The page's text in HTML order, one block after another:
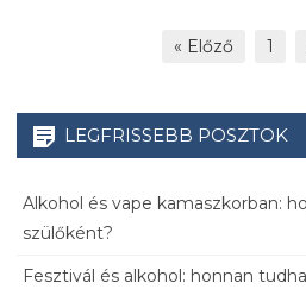
« Előző 1
LEGFRISSEBB POSZTOK
Alkohol és vape kamaszkorban:
szülőként?
Fesztivál és alkohol: honnan